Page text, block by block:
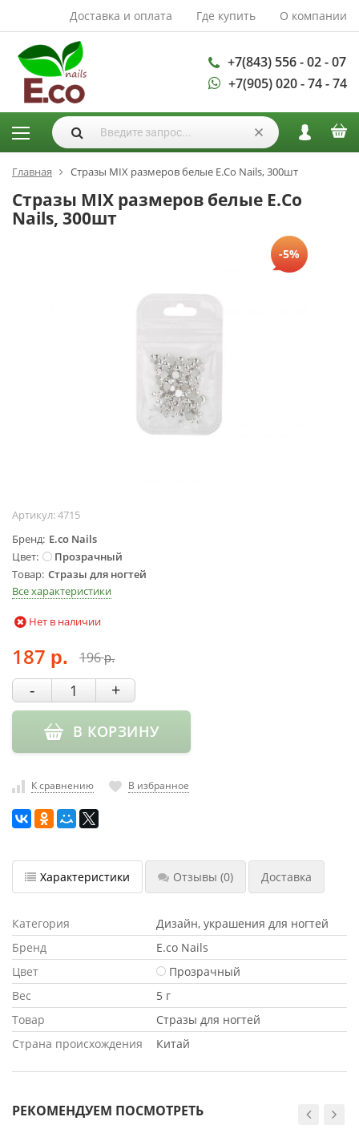
Доставка и оплата Где купить О компании
+7(843) 556 - 02 - 07
+7(905) 020 - 74 - 74
АКСЕССУАРЫ И
РАСХОДНЫЕ
МАТЕРИАЛЫ
Аксессуары
Запасные
лампы
Кисти
Одноразовая
продукция
Пилки
Аппараты для
маникюра и
педикюра
Инструменты
Лампы
Пылесосы
Стерилизаторы
УЗ-ванны
Фрезы и
насадки
Хранение
Главная Стразы MIX размеров белые E.Co Nails, 300шт
Стразы MIX размеров белые E.Co
Nails, 300шт
-5%
Артикул:4715
Бренд E.co Nails
Цвет
Прозрачный
Товар Стразы для ногтей
Все характеристики
Нет в наличии
187 р. 196р.
- +
В КОРЗИНУ
К сравнению В избранное
Характеристики Отзывы (0) Доставка
Категория
Дизайн, украшения для ногтей
Бренд
E.co Nails
Цвет
Прозрачный
Вес
5 г
Товар
Стразы для ногтей
Страна происхождения
Китай
РЕКОМЕНДУЕМ ПОСМОТРЕТЬ